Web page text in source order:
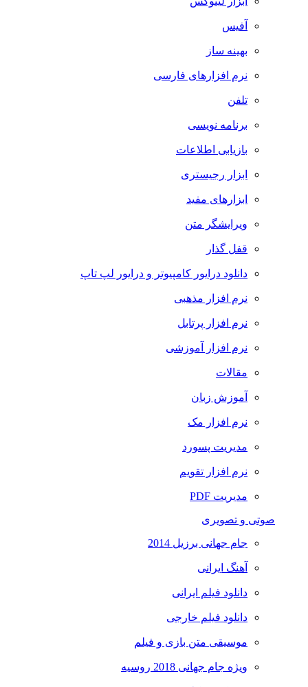
آفیس
بهینه ساز
نرم افزارهای فارسی
تلفن
برنامه نویسی
بازیابی اطلاعات
ابزار رجیستری
ابزارهای مفید
ویرایشگر متن
قفل گذار
دانلود درایور کامپیوتر و درایور لپ تاپ
نرم افزار مذهبی
نرم افزار پرتابل
نرم افزار آموزشی
مقالات
آموزش زبان
نرم افزار مک
مدیریت پسورد
نرم افزار تقویم
مدیریت PDF
صوتی و تصویری
جام جهانی برزیل 2014
آهنگ ایرانی
دانلود فیلم ایرانی
دانلود فیلم خارجی
موسیقی متن بازی و فیلم
ویژه جام جهانی 2018 روسیه